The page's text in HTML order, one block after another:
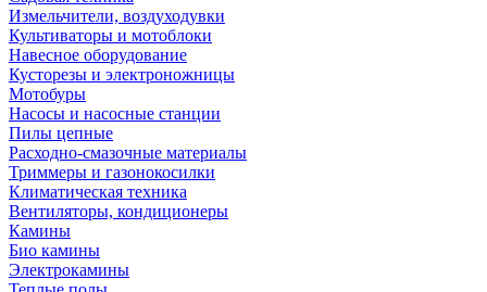
Измельчители, воздуходувки
Культиваторы и мотоблоки
Навесное оборудование
Кусторезы и электроножницы
Мотобуры
Насосы и насосные станции
Пилы цепные
Расходно-смазочные материалы
Триммеры и газонокосилки
Климатическая техника
Вентиляторы, кондиционеры
Камины
Био камины
Электрокамины